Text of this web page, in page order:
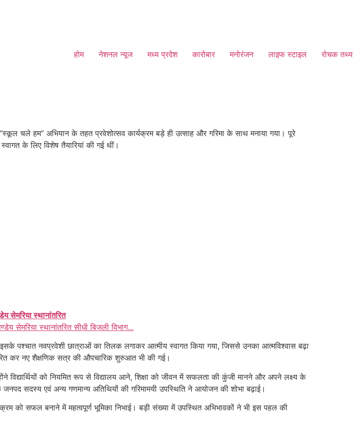
होम नेशनल न्यूज मध्य प्रदेश कारोबार मनोरंजन लाइफ स्टाइल रोचक तथ्य
चले हम” अभियान के तहत प्रवेशोत्सव कार्यक्रम बड़े ही उत्साह और गरिमा के साथ मनाया गया। पूरे
के लिए विशेष तैयारियां की गई थीं।
सेमरिया स्थानांतरित
सेमरिया स्थानांतरित सीधी बिजली विभाग...
पश्चात नवप्रवेशी छात्राओं का तिलक लगाकर आत्मीय स्वागत किया गया, जिससे उनका आत्मविश्वास बढ़ा
कर नए शैक्षणिक सत्र की औपचारिक शुरुआत भी की गई।
को नियमित रूप से विद्यालय आने, शिक्षा को जीवन में सफलता की कुंजी मानने और अपने लक्ष्य के
सदस्य एवं अन्य गणमान्य अतिथियों की गरिमामयी उपस्थिति ने आयोजन की शोभा बढ़ाई।
को सफल बनाने में महत्वपूर्ण भूमिका निभाई। बड़ी संख्या में उपस्थित अभिभावकों ने भी इस पहल की